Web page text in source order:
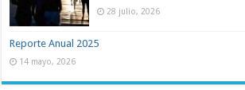
28 julio, 2026
Reporte Anual 2025
14 mayo, 2026